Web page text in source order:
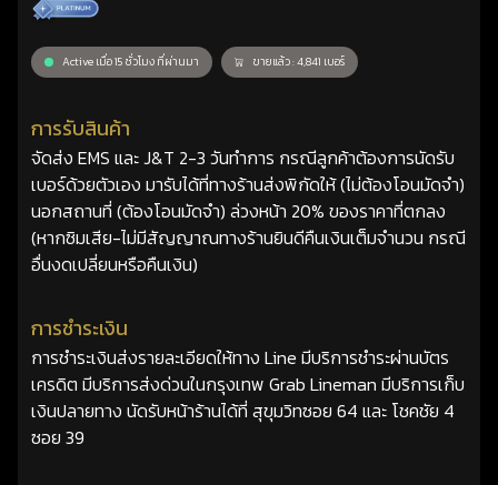
Active เมื่อ 15 ชั่วโมง ที่ผ่านมา ขายแล้ว : 4,841 เบอร์
การรับสินค้า
จัดส่ง EMS และ J&T 2-3 วันทำการ กรณีลูกค้าต้องการนัดรับ
เบอร์ด้วยตัวเอง มารับได้ที่ทางร้านส่งพิกัดให้ (ไม่ต้องโอนมัดจำ)
นอกสถานที่ (ต้องโอนมัดจำ) ล่วงหน้า 20% ของราคาที่ตกลง
(หากซิมเสีย-ไม่มีสัญญาณทางร้านยินดีคืนเงินเต็มจำนวน กรณี
อื่นงดเปลี่ยนหรือคืนเงิน)
การชำระเงิน
การชำระเงินส่งรายละเอียดให้ทาง Line มีบริการชำระผ่านบัตร
เครดิต มีบริการส่งด่วนในกรุงเทพ Grab Lineman มีบริการเก็บ
เงินปลายทาง นัดรับหน้าร้านได้ที่ สุขุมวิทซอย 64 และ โชคชัย 4
ซอย 39